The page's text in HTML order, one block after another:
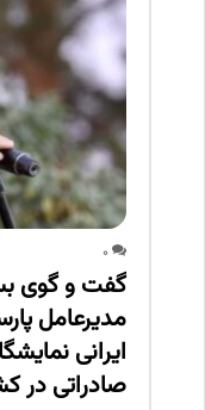
0
گفت و گوی
مدیرعامل
صادراتی در